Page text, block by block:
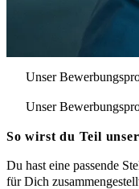
Unser
Unser
So wirst du Teil
Du hast eine passende
für Dich